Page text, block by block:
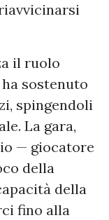
il ruolo
sostenuto
spingendoli
La gara,
— giocatore
della
della
fino alla